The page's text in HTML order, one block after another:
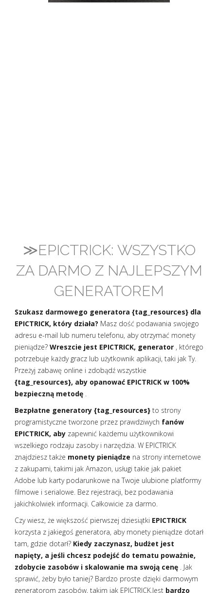
≫EPICTRICK: WSZYSTKO
ZA DARMO Z NAJLEPSZYM
GENERATOREM
Szukasz darmowego generatora {tag_resources} dla
EPICTRICK, który działa? Masz dość podawania swojego
adresu e-mail lub numeru telefonu, aby otrzymać monety
pieniądze? Wreszcie jest EPICTRICK, generator , którego
potrzebuje każdy gracz lub użytkownik aplikacji, taki jak Ty.
Przeżyj zabawę online i zdobądź wszystkie
{tag_resources}, aby opanować EPICTRICK w 100%
bezpieczną metodę .
Bezpłatne generatory {tag_resources} to strony
programistyczne tworzone przez prawdziwych fanów
EPICTRICK, aby zapewnić każdemu użytkownikowi
wszelkiego rodzaju zasoby i narzędzia. W EPICTRICK
znajdziesz także monety pieniądze na strony internetowe
z zakupami, takimi jak Amazon, usługi takie jak pakiet
Adobe lub karty podarunkowe na Twoje ulubione platformy
filmowe i serialowe. Bez rejestracji, bez podawania
jakichkolwiek informacji. Całkowicie za darmo.
Czy wiesz, że większość pierwszej dziesiątki EPICTRICK
korzysta z jakiegoś generatora, aby monety pieniądze dotarł
tam, gdzie dotarł? Kiedy zaczynasz, budżet jest
napięty, a jeśli chcesz podejść do tematu poważnie,
zdobycie zasobów i skalowanie ma swoją cenę . Jak
sprawić, żeby było taniej? Bardzo proste dzięki darmowym
generatorom zasobów, takim jak EPICTRICK.Jest bardzo